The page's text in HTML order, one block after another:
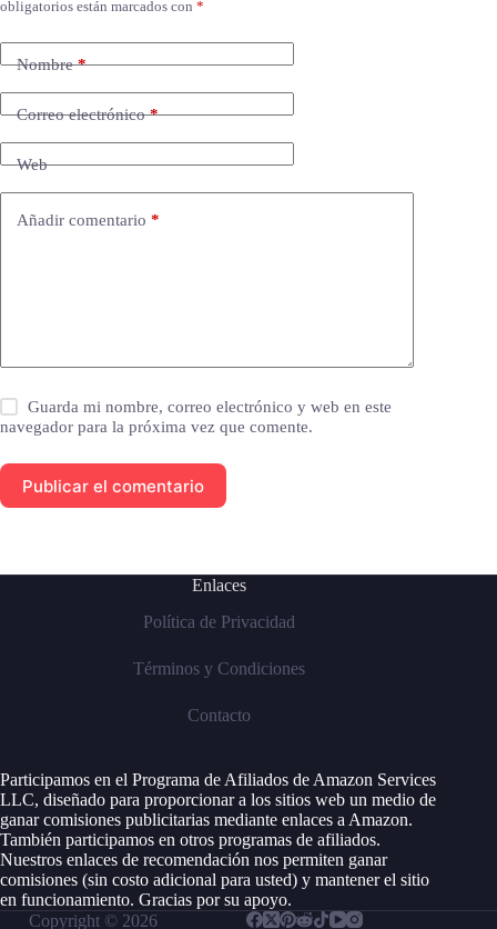
obligatorios están marcados con *
Nombre*
Correo electrónico*
Web
Añadir comentario *
Guarda mi nombre, correo electrónico y web en este
navegador para la próxima vez que comente.
Publicar el comentario
Enlaces
Política de Privacidad
Términos y Condiciones
Contacto
Participamos en el Programa de Afiliados de Amazon Services
LLC, diseñado para proporcionar a los sitios web un medio de
ganar comisiones publicitarias mediante enlaces a Amazon.
También participamos en otros programas de afiliados.
Nuestros enlaces de recomendación nos permiten ganar
comisiones (sin costo adicional para usted) y mantener el sitio
en funcionamiento. Gracias por su apoyo.
Copyright © 2026